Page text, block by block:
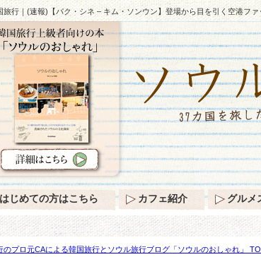
旅行｜(速報)【パク・シネ – キム・ソンウン】登場から目を引く空港ファ
のプロ元CAによる韓国旅行とソウル旅行ブログ「ソウルのおしゃれ」
はじめての方はこちら カフェ紹介 グルメ